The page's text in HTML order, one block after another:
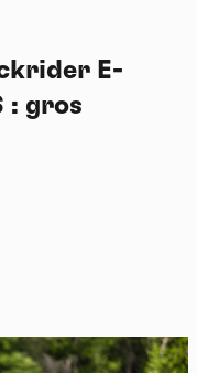
E-
: gros